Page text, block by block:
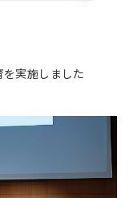
実施しました